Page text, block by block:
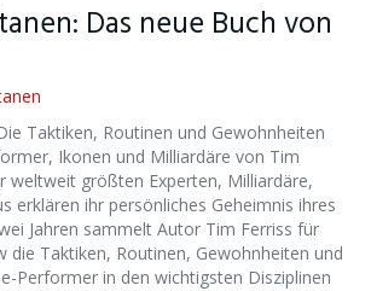
Das neue Buch von
Taktiken, Routinen und Gewohnheiten
Ikonen und Milliardäre von Tim
weltweit größten Experten, Milliardäre,
erklären ihr persönliches Geheimnis ihres
Jahren sammelt Autor Tim Ferriss für
die Taktiken, Routinen, Gewohnheiten und
Performer in den wichtigsten Disziplinen